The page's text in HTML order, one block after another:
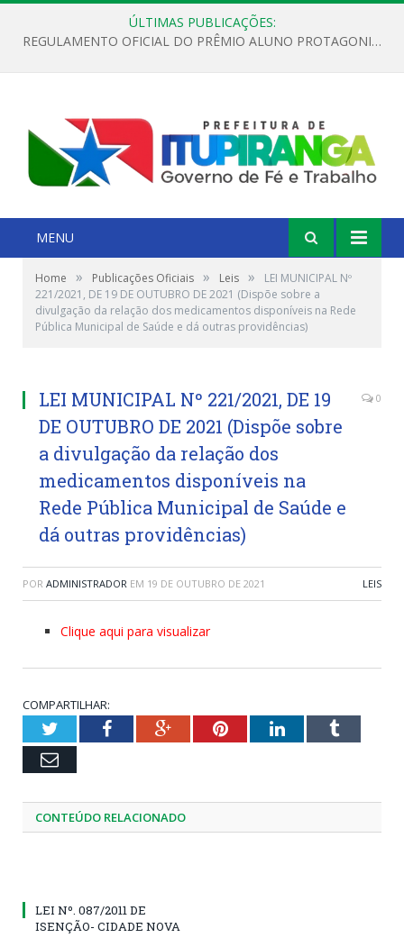
ÚLTIMAS PUBLICAÇÕES:
REGULAMENTO OFICIAL DO PRÊMIO ALUNO PROTAGONISTA – EDIÇÃO 2026
MENU
Home » Publicações Oficiais » Leis »
LEI MUNICIPAL Nº
221/2021, DE 19 DE OUTUBRO DE 2021 (Dispõe sobre a
divulgação da relação dos medicamentos disponíveis na Rede
Pública Municipal de Saúde e dá outras providências)
LEI MUNICIPAL Nº 221/2021, DE 19
DE OUTUBRO DE 2021 (Dispõe sobre
a divulgação da relação dos
medicamentos disponíveis na
Rede Pública Municipal de Saúde e
dá outras providências)
0
POR ADMINISTRADOR EM 19 DE OUTUBRO DE 2021 LEIS
Clique aqui para visualizar
COMPARTILHAR:
TwitterFacebookGoogle+PinterestLinkedInTumblr
Email
CONTEÚDO RELACIONADO
LEI Nº. 087/2011 DE
ISENÇÃO- CIDADE NOVA